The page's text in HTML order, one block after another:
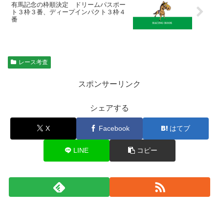
有馬記念の枠順決定 ドリームパスポー
ト３枠３番、ディープインパクト３枠４
番
レース考査
スポンサーリンク
シェアする
X Facebook はてブ
LINE コピー